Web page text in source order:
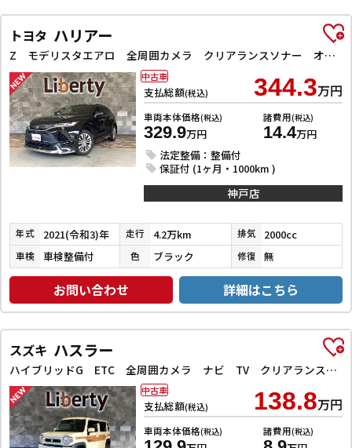
トヨタ ハリアー
Z モデリスタエアロ 全周囲カメラ クリアランスソナー オートクルーズコントロール レーンアシスト パワーシート 衝突被害軽減システム ナビ TV オートマチックハイビーム オートライト LEDヘッドラン
支払総額(税込) 344.3万円
車両本体価格(税込)
329.9万円
諸費用(税込)
14.4万円
法定整備：整備付
保証付 (1ヶ月・1000km )
中古車
神戸店
年式 2021(令和3)年 走行 4.2万km 排気 2000cc
車検 車検整備付 色 ブラック 修復 無
お問い合わせ 詳細はこちら
スズキ ハスラー
ハイブリッドG ETC 全周囲カメラ ナビ TV クリアランスソナー オートクルーズコントロール レーンアシスト 衝突被害軽減システム オートライト スマートキー アイドリングストップ
支払総額(税込) 138.8万円
車両本体価格(税込) 諸費用(税込)
中古車